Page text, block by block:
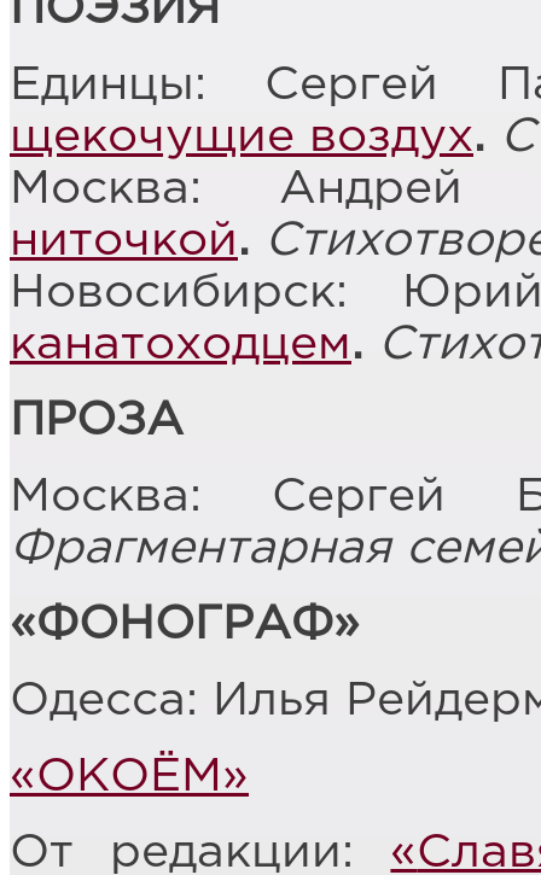
ПОЭЗИЯ
Единцы: Сергей
щекочущие воздух.
Москва:
ниточкой.
Новосибирск:
канатоходцем.
ПРОЗА
Москва: Сергей
Фрагментарная
«ФОНОГРАФ»
Одесса: Илья
«ОКОЁМ»
От редакции: «